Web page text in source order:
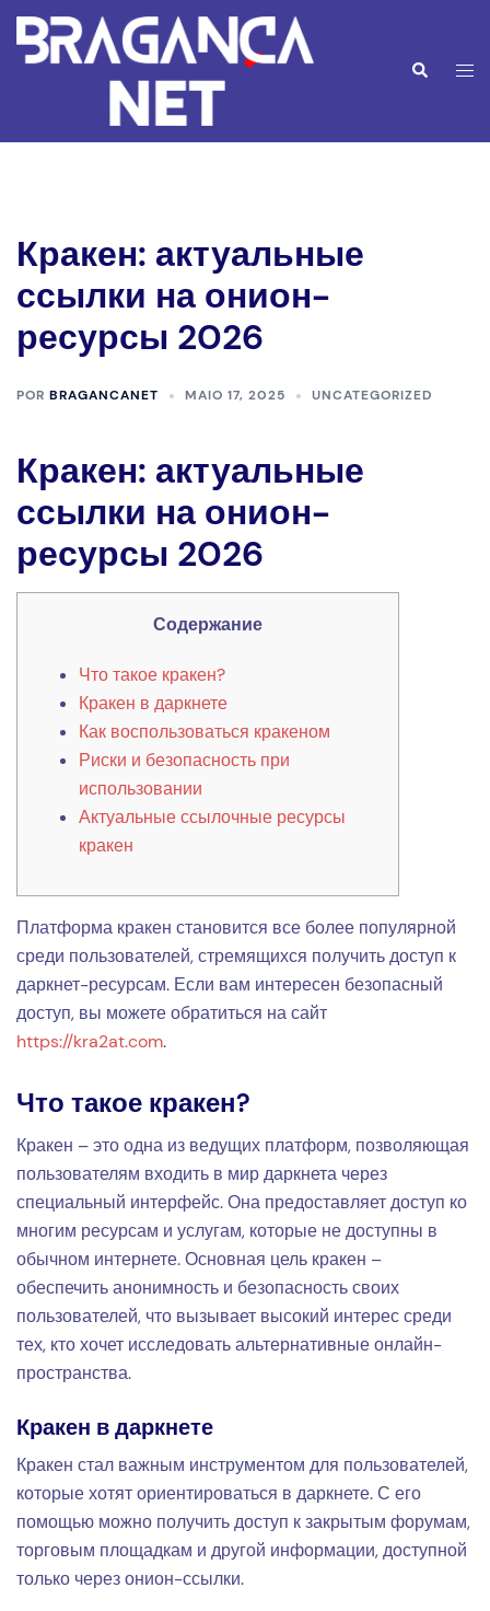
Saltar
para
Pesquisar
Кракен: актуальные
ссылки на онион-
ресурсы 2026
POR BRAGANCANET MAIO 17, 2025 UNCATEGORIZED
Кракен: актуальные
ссылки на онион-
ресурсы 2026
Содержание
Что такое кракен?
Кракен в даркнете
Как воспользоваться кракеном
Риски и безопасность при
использовании
Актуальные ссылочные ресурсы
кракен
Платформа кракен становится все более популярной
среди пользователей, стремящихся получить доступ к
даркнет-ресурсам. Если вам интересен безопасный
доступ, вы можете обратиться на сайт
https://kra2at.com.
Что такое кракен?
Кракен – это одна из ведущих платформ, позволяющая
пользователям входить в мир даркнета через
специальный интерфейс. Она предоставляет доступ ко
многим ресурсам и услугам, которые не доступны в
обычном интернете. Основная цель кракен –
обеспечить анонимность и безопасность своих
пользователей, что вызывает высокий интерес среди
тех, кто хочет исследовать альтернативные онлайн-
пространства.
Кракен в даркнете
Кракен стал важным инструментом для пользователей,
которые хотят ориентироваться в даркнете. С его
помощью можно получить доступ к закрытым форумам,
торговым площадкам и другой информации, доступной
только через онион-ссылки.